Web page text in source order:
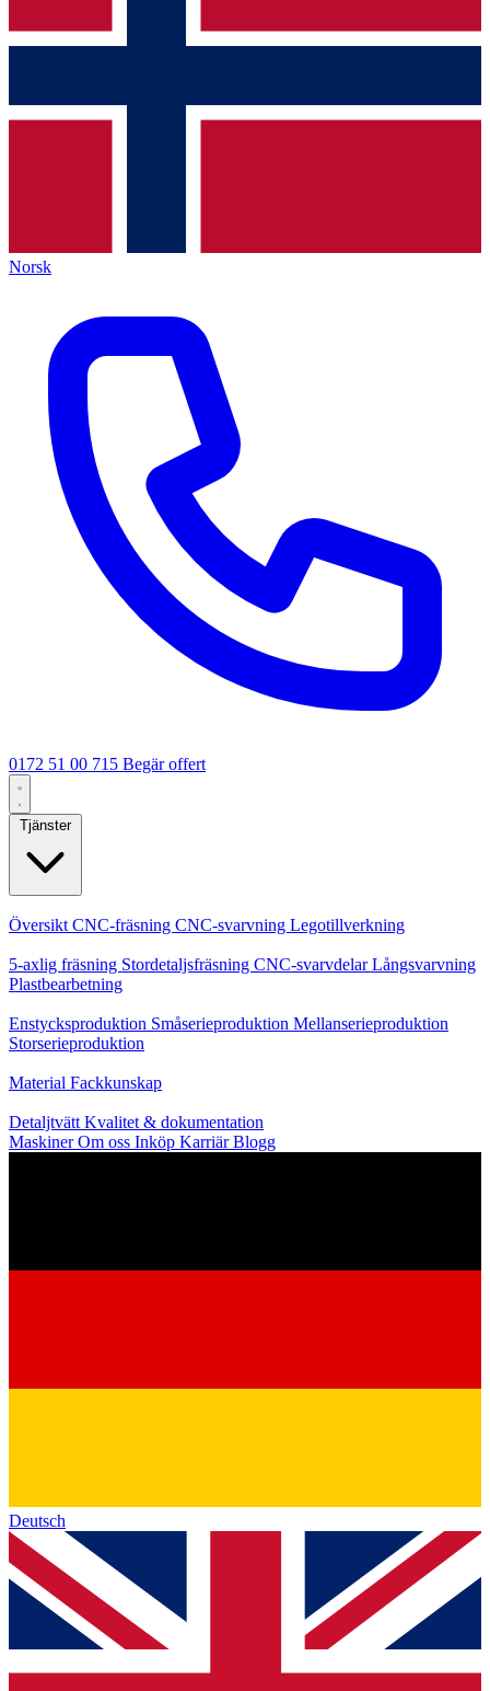
Norsk
0172 51 00 715 Begär offert
Tjänster
Översikt CNC-fräsning CNC-svarvning Legotillverkning
5-axlig fräsning Stordetaljsfräsning CNC-svarvdelarLångsvarvning
Plastbearbetning
Enstycksproduktion Småserieproduktion Mellanserieproduktion
Storserieproduktion
Material Fackkunskap
Detaljtvätt Kvalitet & dokumentation
MaskinerOm oss Inköp KarriärBlogg
Deutsch